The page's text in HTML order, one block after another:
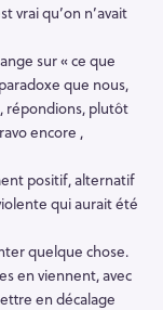
vrai qu’on n’avait
sur « ce que
que nous,
répondions, plutôt
encore ,
positif, alternatif
qui aurait été
quelque chose.
en viennent, avec
en décalage